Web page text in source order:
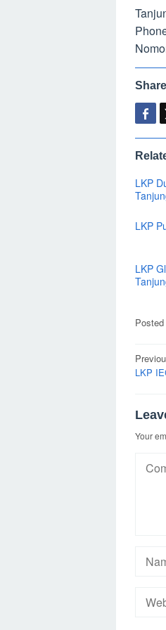
LKP
LKP
LKP
Post
LKP
Your